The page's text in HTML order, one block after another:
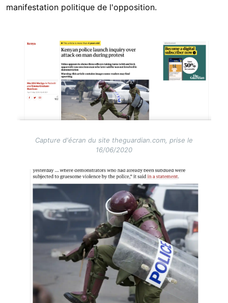
manifestation politique de l'opposition.
Image
Capture d'écran du site theguardian.com, prise le
16/06/2020